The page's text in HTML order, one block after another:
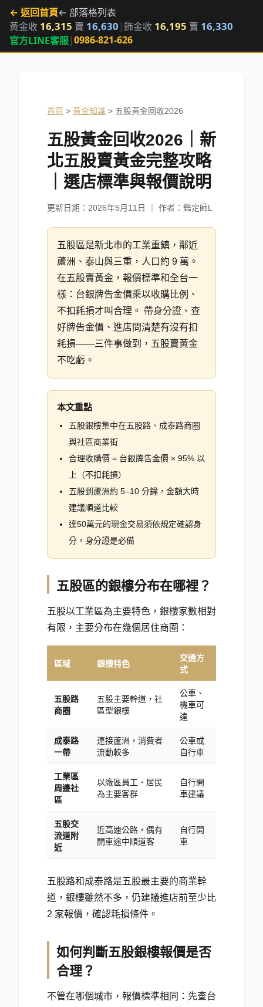
← 返回首頁← 部落格列表
黃金收 16,315 賣 16,630 |飾金收 16,195 賣 16,330
官方LINE客服|0986-821-626
首頁 > 黃金知識 > 五股黃金回收2026
五股黃金回收2026｜新
北五股賣黃金完整攻略
｜選店標準與報價說明
更新日期： 2026年5月11日 ｜ 作者：鑑定師L
五股區是新北市的工業重鎮，鄰近
蘆洲、泰山與三重，人口約 9 萬。
在五股賣黃金，報價標準和全台一
樣：台銀牌告金價乘以收購比例、
不扣耗損才叫合理。 帶身分證、查
好牌告金價、進店問清楚有沒有扣
耗損——三件事做到，五股賣黃金
不吃虧。
本文重點
五股銀樓集中在五股路、成泰路商圈
與社區商業街
合理收購價 = 台銀牌告金價 × 95% 以
上（不扣耗損）
五股到蘆洲約 5–10 分鐘，金額大時
建議順道比較
達50萬元的現金交易須依規定確認身
分，身分證是必備
五股區的銀樓分布在哪裡？
五股以工業區為主要特色，銀樓家數相對
有限，主要分布在幾個居住商圈：
區域 銀樓特色
交通方
式
五股路
商圈
五股主要幹道，社
區型銀樓
公車、
機車可
達
成泰路
一帶
連接蘆洲，消費者
流動較多
公車或
自行車
工業區
周邊社
區
以廠區員工、居民
為主要客群
自行開
車建議
五股交
流道附
近
近高速公路，偶有
開車途中順道客
自行開
車
五股路和成泰路是五股最主要的商業幹
道，銀樓雖然不多，仍建議進店前至少比
2 家報價，確認耗損條件。
如何判斷五股銀樓報價是否
合理？
不管在哪個城市，報價標準相同：先查台